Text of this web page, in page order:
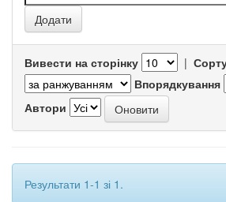
Вивести на сторінку |
Впорядкування
Автори
Результати 1-1 зі 1.